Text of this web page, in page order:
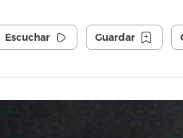
Escuchar Guardar